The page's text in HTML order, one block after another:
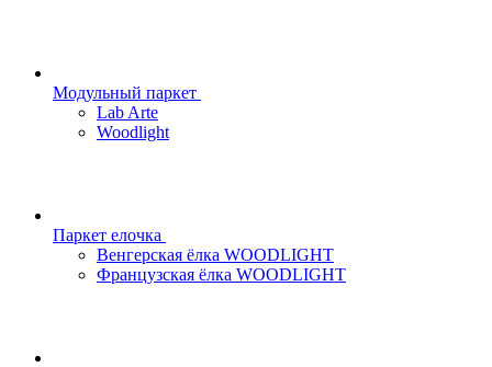
Модульный паркет
Lab Arte
Woodlight
Паркет елочка
Венгерская ёлка WOODLIGHT
Французская ёлка WOODLIGHT